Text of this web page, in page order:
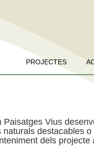
PROJECTES
Paisatges Vius
destacables
dels projecte